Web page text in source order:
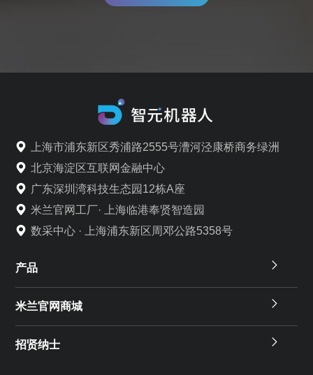
上海市浦东新区秀浦路2555号漕河泾康桥商务绿洲
北京海淀区互联网金融中心
广东深圳湾科技生态园12栋A座
米兰官网工厂· 上海临港奉贤智造园
数采中心 · 上海浦东新区周邓公路5358号
产品
米兰官网商城
招贤纳士